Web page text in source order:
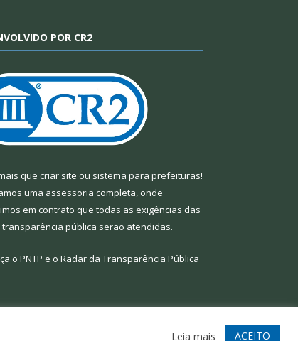
POR CR2
que criar site ou sistema para prefeituras!
uma assessoria completa, onde
em contrato que todas as exigências das
transparência pública serão atendidas.
o PNTP e o Radar da Transparência Pública
Acessar Webmail
Leia mais ACEITO